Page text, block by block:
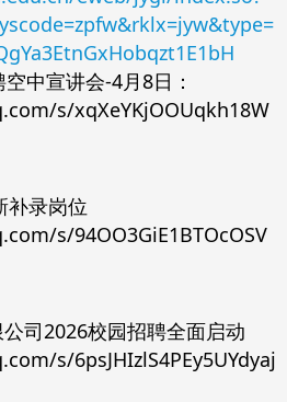
中宣讲会-4月8日：
s/xqXeYKjOOUqkh18W
补录岗位
s/94OO3GiE1BTOcOSV
司2026校园招聘全面启动
s/6psJHIzlS4PEy5UYdyaj